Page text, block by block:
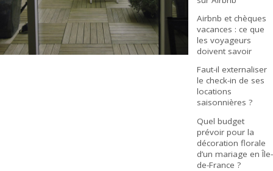
Airbnb et chèques
vacances : ce que
les voyageurs
doivent savoir
Faut-il externaliser
le check-in de ses
locations
saisonnières ?
Quel budget
prévoir pour la
décoration florale
d’un mariage en Île-
de-France ?